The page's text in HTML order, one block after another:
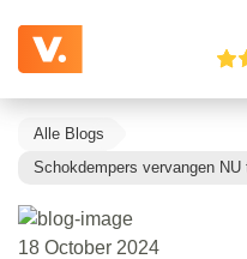
Alle Blogs
Schokdempers vervangen
18 October 2024